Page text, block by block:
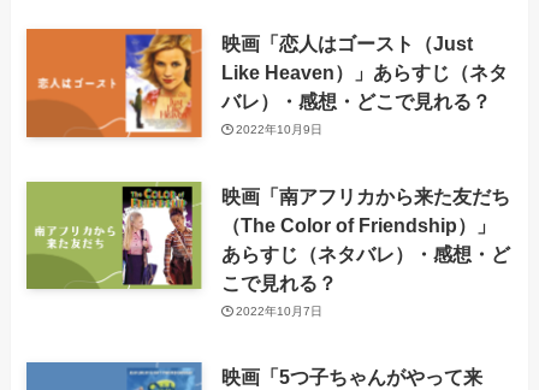
映画「恋人はゴースト（Just
Like Heaven）」あらすじ（ネタ
バレ）・感想・どこで見れる？
2022年10月9日
映画「南アフリカから来た友だち
（The Color of Friendship）」
あらすじ（ネタバレ）・感想・ど
こで見れる？
2022年10月7日
映画「5つ子ちゃんがやって来